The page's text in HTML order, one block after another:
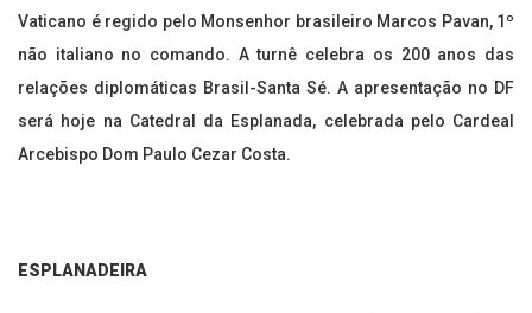
Vaticano é regido pelo Monsenhor brasileiro Marcos Pavan, 1º
não italiano no comando. A turnê celebra os 200 anos das
relações diplomáticas Brasil-Santa Sé. A apresentação no DF
será hoje na Catedral da Esplanada, celebrada pelo Cardeal
Arcebispo Dom Paulo Cezar Costa.
ESPLANADEIRA